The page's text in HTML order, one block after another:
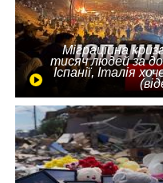
Міграційна
тисяч людей за
Іспанії, Італія